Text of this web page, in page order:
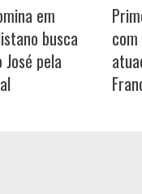
em
busca
pela